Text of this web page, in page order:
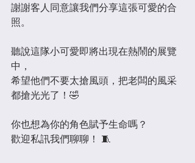
謝謝客人同意讓我們分享這張可愛的合
照。
聽說這隊小可愛即將出現在熱鬧的展覽
中，
希望他們不要太搶風頭，把老闆的風采
都搶光光了！🤣
你也想為你的角色賦予生命嗎？
歡迎私訊我們聊聊！ 🧵